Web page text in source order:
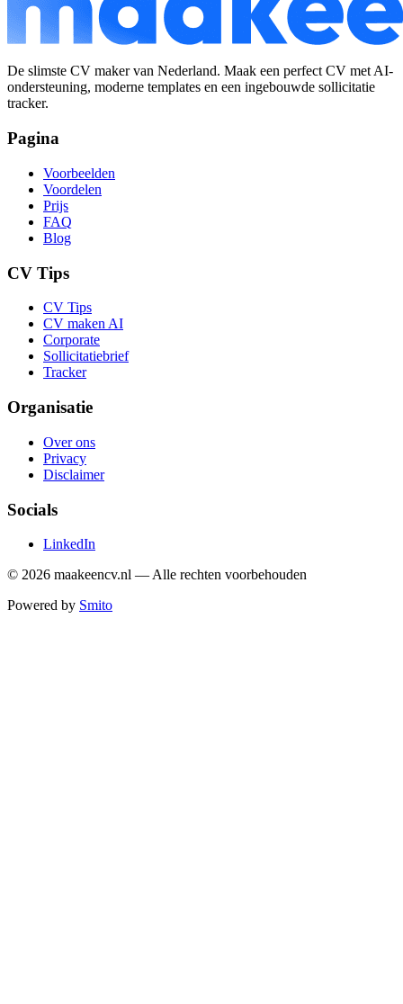
De slimste CV maker van Nederland. Maak een perfect CV met AI-
ondersteuning, moderne templates en een ingebouwde sollicitatie
tracker.
Pagina
Voorbeelden
Voordelen
Prijs
FAQ
Blog
CV Tips
CV Tips
CV maken AI
Corporate
Sollicitatiebrief
Tracker
Organisatie
Over ons
Privacy
Disclaimer
Socials
LinkedIn
© 2026 maakeencv.nl — Alle rechten voorbehouden
Powered by Smito